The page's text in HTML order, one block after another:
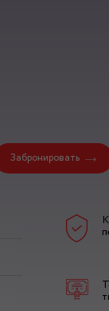
Забронировать